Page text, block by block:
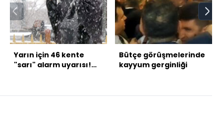
Yarın için 46 kente
"sarı" alarm uyarısı!
Bütçe görüşmelerinde
kayyum gerginliği